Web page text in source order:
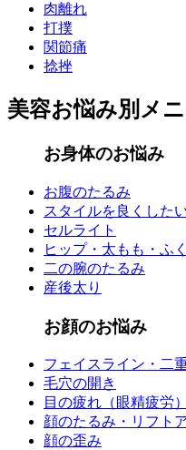
肉離れ
打撲
関節痛
捻挫
美容お悩み別メ
お身体のお悩み
お腹のたるみ
スタイルを良くした
セルライト
ヒップ・太もも・ふ
二の腕のたるみ
産後太り
お顔のお悩み
フェイスライン・二
毛穴の開き
目の疲れ（眼精疲労）
顔のたるみ・リフト
顔の歪み